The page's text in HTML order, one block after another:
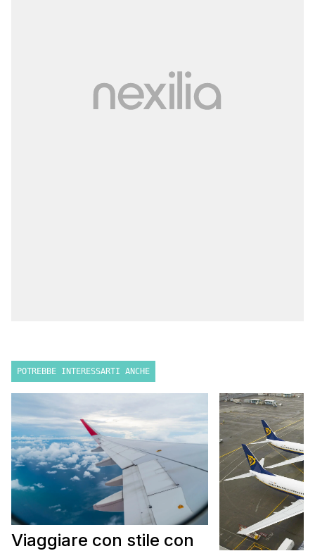
POTREBBE INTERESSARTI ANCHE
Viaggiare con stile con